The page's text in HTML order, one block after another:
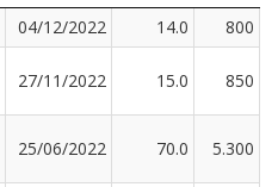
04/12/2022 14.0
800
27/11/2022 15.0 850
25/06/2022 70.0 5.300